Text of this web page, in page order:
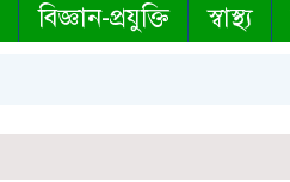
বিজ্ঞান-প্রযুক্তি স্বাস্থ্য